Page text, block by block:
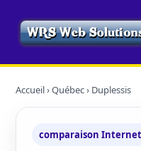
Accueil›Québec› Duplessis
comparaison